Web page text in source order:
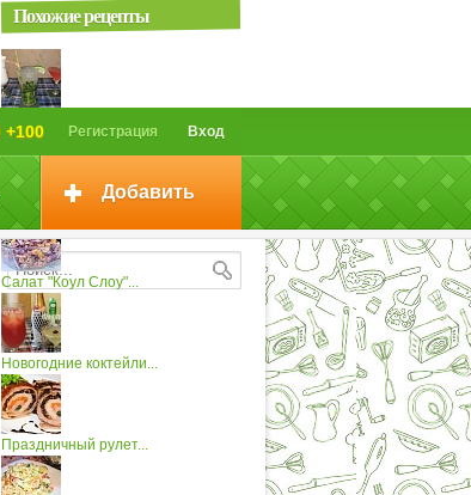
Вход
Регистрация
+100
Добавить
Похожие рецепты
САЛАТ на Новый Год 2019 "...
Салат "Коул Слоу"...
Новогодние коктейли...
Праздничный рулет...